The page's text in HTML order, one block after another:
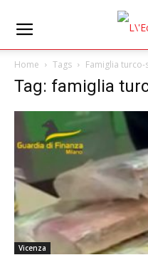
Home Tags Famiglia turco-
Tag: famiglia
Vicenza